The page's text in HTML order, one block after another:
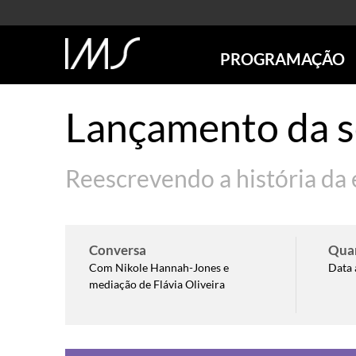
PROGRAMAÇÃO
SÃO PAULO
RIO DE JANEIRO
ONLINE
Lançamento da
Reescrevendo a história da
Conversa
Com Nikole Hannah-Jones e
mediação de Flávia Oliveira
Data